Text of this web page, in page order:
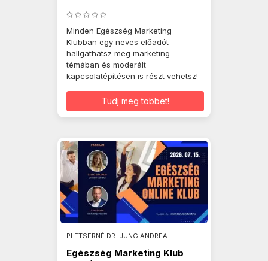
Minden Egészség Marketing
Klubban egy neves előadót
hallgathatsz meg marketing
témában és moderált
kapcsolatépítésen is részt vehetsz!
Tudj meg többet!
PLETSERNÉ DR. JUNG ANDREA
Egészség Marketing Klub